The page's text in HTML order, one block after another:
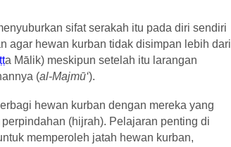
sifat serakah itu pada diri sendiri
agar hewan kurban tidak disimpan lebih dari
ṭṭa Mā lik) meskipun setelah itu larangan
(al-Majmū‘).
hewan kurban dengan mereka yang
(hijrah). Pelajaran penting di
memperoleh jatah hewan kurban,